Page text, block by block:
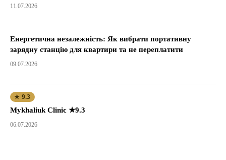
11.07.2026
Енергетична незалежність: Як вибрати портативну
зарядну станцію для квартири та не переплатити
09.07.2026
★ 9.3
Mykhaliuk Clinic ★9.3
06.07.2026